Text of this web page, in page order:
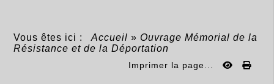
Vous êtes ici : Accueil » Ouvrage Mémorial de la
Résistance et de la Déportation
Imprimer la page...